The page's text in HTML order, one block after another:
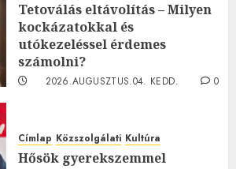
Tetoválás eltávolítás – Milyen
kockázatokkal és
utókezeléssel érdemes
számolni?
2026.AUGUSZTUS.04. KEDD.
0
Címlap Közszolgálati Kultúra
Hősök gyerekszemmel